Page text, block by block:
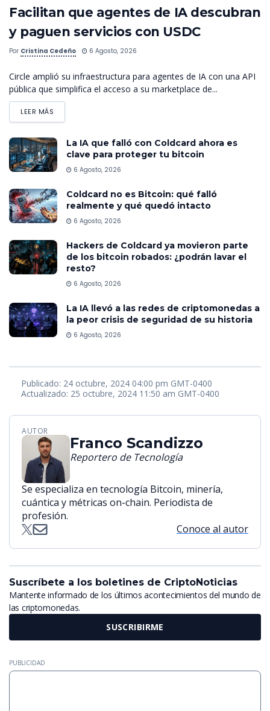
Facilitan que agentes de IA descubran
y paguen servicios con USDC
Por Cristina Cedeño 6 Agosto, 2026
Circle amplió su infraestructura para agentes de IA con una API
pública que simplifica el acceso a su marketplace de...
LEER MÁS
La IA que falló con Coldcard ahora es
clave para proteger tu bitcoin
6 Agosto, 2026
Coldcard no es Bitcoin: qué falló
realmente y qué quedó intacto
6 Agosto, 2026
Hackers de Coldcard ya movieron parte
de los bitcoin robados: ¿podrán lavar el
resto?
6 Agosto, 2026
La IA llevó a las redes de criptomonedas a
la peor crisis de seguridad de su historia
6 Agosto, 2026
Publicado: 24 octubre, 2024 04:00 pm GMT-0400
Actualizado: 25 octubre, 2024 11:50 am GMT-0400
AUTOR
Franco Scandizzo
Reportero de Tecnología
Se especializa en tecnología Bitcoin, minería,
cuántica y métricas on-chain. Periodista de
profesión.
Conoce al autor
Suscríbete a los boletines de CriptoNoticias
Mantente informado de los últimos acontecimientos del mundo de
las criptomonedas.
SUSCRIBIRME
PUBLICIDAD